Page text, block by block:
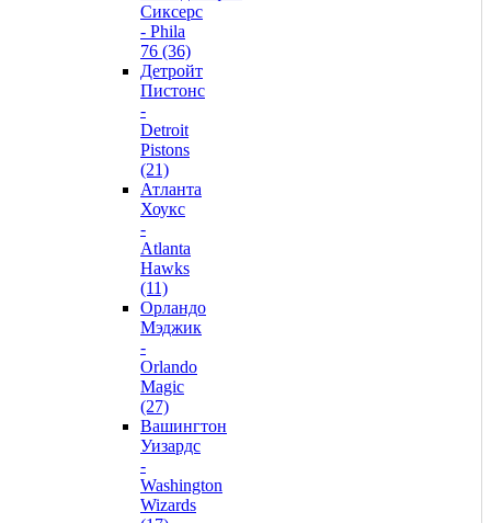
Сиксерс
- Phila
76 (36)
Детройт
Пистонс
-
Detroit
Pistons
(21)
Атланта
Хоукс
-
Atlanta
Hawks
(11)
Орландо
Мэджик
-
Orlando
Magic
(27)
Вашингтон
Уизардс
-
Washington
Wizards